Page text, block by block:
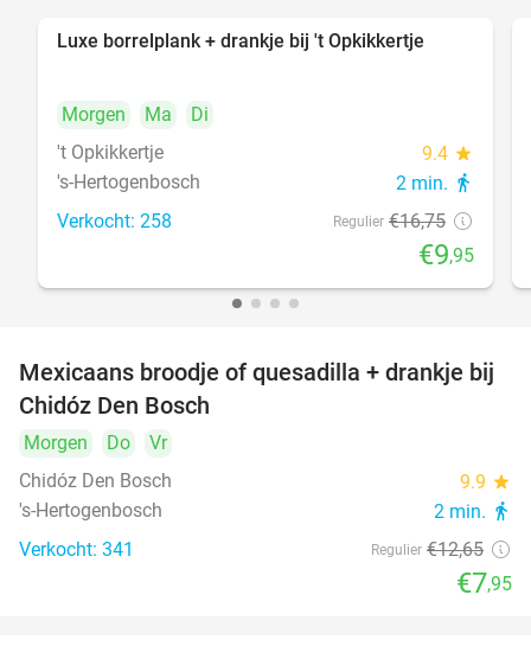
Luxe borrelplank + drankje bij 't Opkikkertje
Morgen Ma
Di
't Opkikkertje
9.4 star
's-Hertogenbosch 2 min. directions_walk
Verkocht: 258 Regulier €16,75
€9,95
37%
Mexicaans broodje of quesadilla + drankje bij
Chidóz Den Bosch
Morgen Do
Vr
Chidóz Den Bosch
9.9 star
's-Hertogenbosch 2 min. directions_walk
Verkocht: 341 Regulier €12,65
€7,95